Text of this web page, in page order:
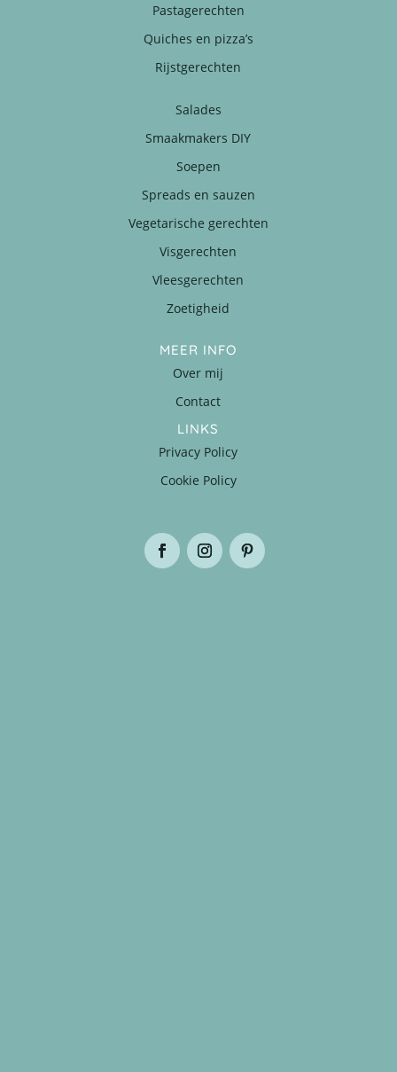
Pastagerechten
Quiches en pizza’s
Rijstgerechten
Salades
Smaakmakers DIY
Soepen
Spreads en sauzen
Vegetarische gerechten
Visgerechten
Vleesgerechten
Zoetigheid
MEER INFO
Over mij
Contact
LINKS
Privacy Policy
Cookie Policy